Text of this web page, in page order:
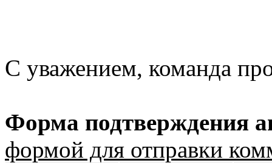
С уважением, команда
Форма подтверждения
формой для отправки